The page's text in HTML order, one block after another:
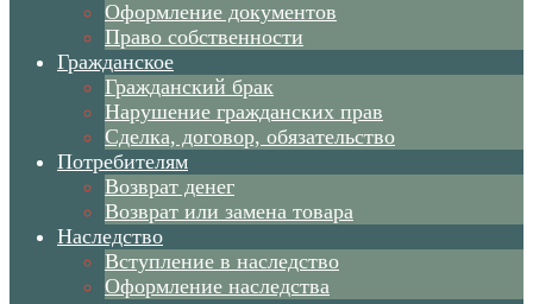
Оформление документов
Право собственности
Гражданское
Гражданский брак
Нарушение гражданских прав
Сделка, договор, обязательство
Потребителям
Возврат денег
Возврат или замена товара
Наследство
Вступление в наследство
Оформление наследства